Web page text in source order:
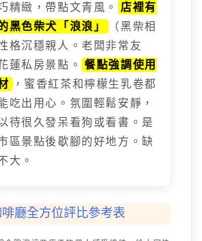
精緻，帶點文青風。
店裡有
黑色柴犬「浪浪」
（黑柴相
格沉穩親人。老闆非常友
蓮私房景點。
餐點強調使用
，蜜香紅茶和檸檬生乳卷都
吃出用心。氛圍輕鬆安靜，
待很久發呆看狗或看書。是
區景點後歇腳的好地方。缺
大。
廳全方位評比參考表